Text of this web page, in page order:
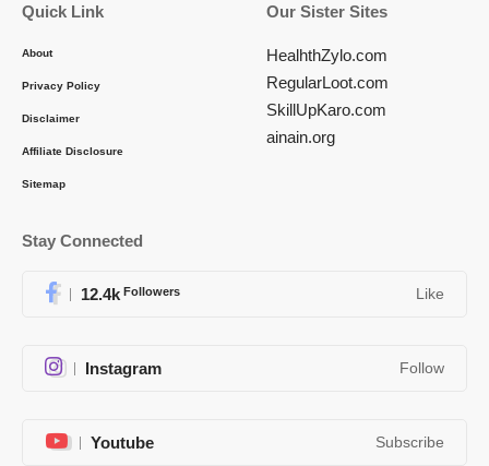
Quick Link
About
Privacy Policy
Disclaimer
Affiliate Disclosure
Sitemap
Our Sister Sites
HealhthZylo.com
RegularLoot.com
SkillUpKaro.com
ainain.org
Stay Connected
12.4k Followers Like
Instagram Follow
Youtube Subscribe